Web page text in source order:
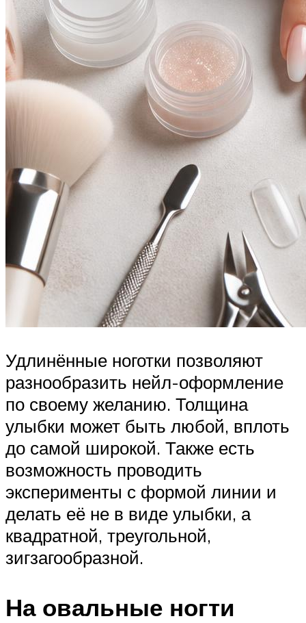
Удлинённые ноготки позволяют
разнообразить нейл-оформление
по своему желанию. Толщина
улыбки может быть любой, вплоть
до самой широкой. Также есть
возможность проводить
эксперименты с формой линии и
делать её не в виде улыбки, а
квадратной, треугольной,
зигзагообразной.
На овальные ногти